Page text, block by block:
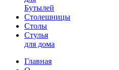
Бутылей
Столешницы
Столы
Стулья
для дома
Главная